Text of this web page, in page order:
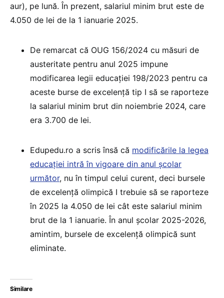
aur), pe lună. În prezent, salariul minim brut este de
4.050 de lei de la 1 ianuarie 2025.
De remarcat că OUG 156/2024 cu măsuri de
austeritate pentru anul 2025 impune
modificarea legii educației 198/2023 pentru ca
aceste burse de excelență tip I să se raporteze
la salariul minim brut din noiembrie 2024, care
era 3.700 de lei.
Edupedu.ro a scris însă că modificările la legea
educației intră în vigoare din anul școlar
următor, nu în timpul celui curent, deci bursele
de excelență olimpică I trebuie să se raporteze
în 2025 la 4.050 de lei cât este salariul minim
brut de la 1 ianuarie. În anul școlar 2025-2026,
amintim, bursele de excelență olimpică sunt
eliminate.
Similare